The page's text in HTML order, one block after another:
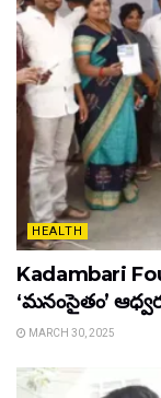
HEALTH
Kadambari
‘మనంసైతం’
MARCH 30, 2025